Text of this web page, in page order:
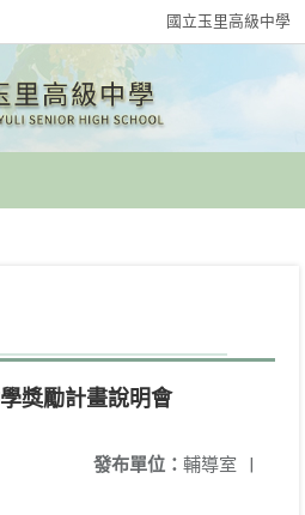
國立玉里高級中學
獎勵計畫說明會
發布單位： 輔導室 |